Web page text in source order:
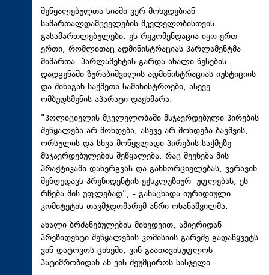
შეწყალებულთა სიაში ვერ მოხვდებიან
სამართალდამცველების მკვლელობისთვის
გასამართლებულები. ეს რეკომენდაცია იყო ერთ-
ერთი, რომლითაც ადმინისტრაციას პარლამენტმა
მიმართა. პარლამენტის გარდა ახალი წესების
დადგენაში ზურაბიშვილის ადმინისტრაციას იუსტიციის
და შინაგან საქმეთა სამინისტროები, ასევე
ომბუდსმენის აპარატი დაეხმარა.
"პოლიციელის მკვლელობაში მსჯავრდებული პირების
შეწყალება არ მოხდება, ასევე არ მოხდება ბავშვის,
ორსულის და სხვა მოწყვლადი პირების საქმეზე
მსჯავრდებულების შეწყალება. რაც შეეხება მის
პრაქტიკაში დანერგვას და განხორციელებას, ვერავინ
შეზღუდავს პრეზიდენტის ექსკლუზიურ უფლებას, ეს
რჩება მის უფლებად", - განაცხადა იურიდიული
კომიტეტის თავმჯდომარემ ანრი ოხანაშვილმა.
ახალი ბრძანებულების მიხედვით, ამიერიდან
პრეზიდენტი შეწყალების კომისიის გარეშე გადაწყვეტს
ვინ დატოვოს ციხეში, ვინ გაათავისუფლოს
პატიმრობიდან ან ვის შეუმციროს სასჯელი.